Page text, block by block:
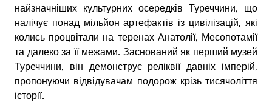
найзначніших культурних осередків Туреччини, що
налічує понад мільйон артефактів із цивілізацій, які
колись процвітали на теренах Анатолії, Месопотамії
та далеко за її межами. Заснований як перший музей
Туреччини, він демонструє реліквії давніх імперій,
пропонуючи відвідувачам подорож крізь тисячоліття
історії.